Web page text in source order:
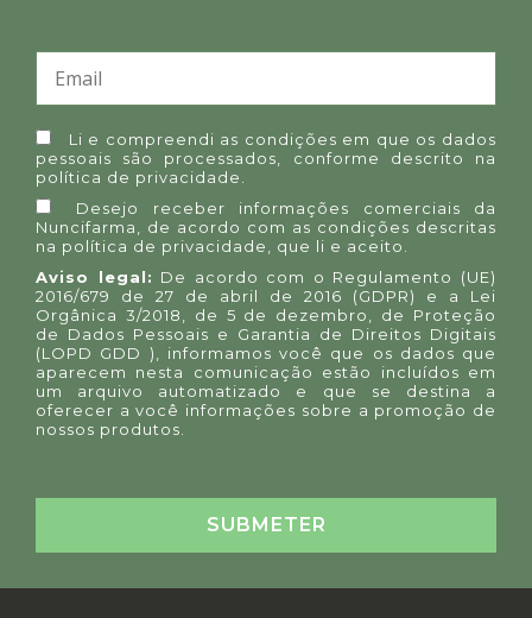
Li e compreendi as condições em que os dados
pessoais são processados, conforme descrito na
política de privacidade
Desejo receber informações comerciais da
Nuncifarma, de acordo com as condições descritas
na política de privacidade
, que li e aceito.
Aviso legal: De acordo com o Regulamento (UE)
2016/679 de 27 de abril de 2016 (GDPR) e a Lei
Orgânica 3/2018, de 5 de dezembro, de Proteção
de Dados Pessoais e Garantia de Direitos Digitais
(LOPD GDD ), informamos você que os dados que
aparecem nesta comunicação estão incluídos em
um arquivo automatizado e que se destina a
oferecer a você informações sobre a promoção de
nossos produtos.